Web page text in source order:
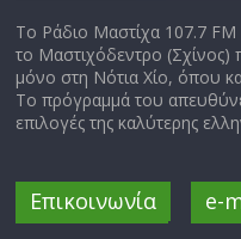
Το Ράδιο Μαστίχα 107.7
το Μαστιχόδεντρο (Σχίνος)
μόνο στη Νότια Χίο, όπου
Το πρόγραμμά του
επιλογές της καλύτερης
Επικοινωνία e-